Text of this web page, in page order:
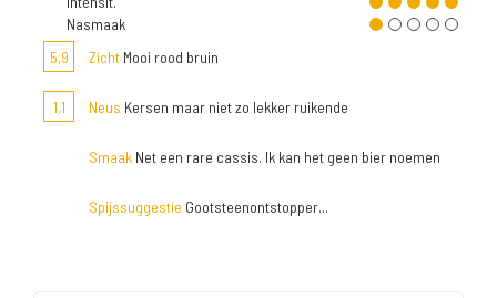
Nasmaak
5,9
Zicht Mooi rood bruin
1,1 Neus Kersen maar niet zo lekker ruikende
Smaak Net een rare cassis. Ik kan het geen bier noemen
Spijssuggestie Gootsteenontstopper...